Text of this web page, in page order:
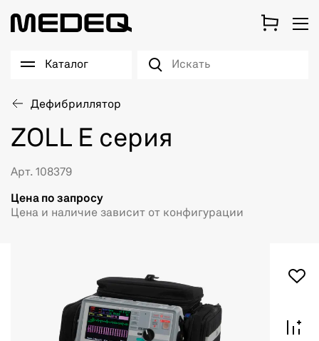
Каталог
Дефибриллятор
ZOLL E серия
Арт. 108379
Цена по запросу
Цена и наличие зависит от конфигурации